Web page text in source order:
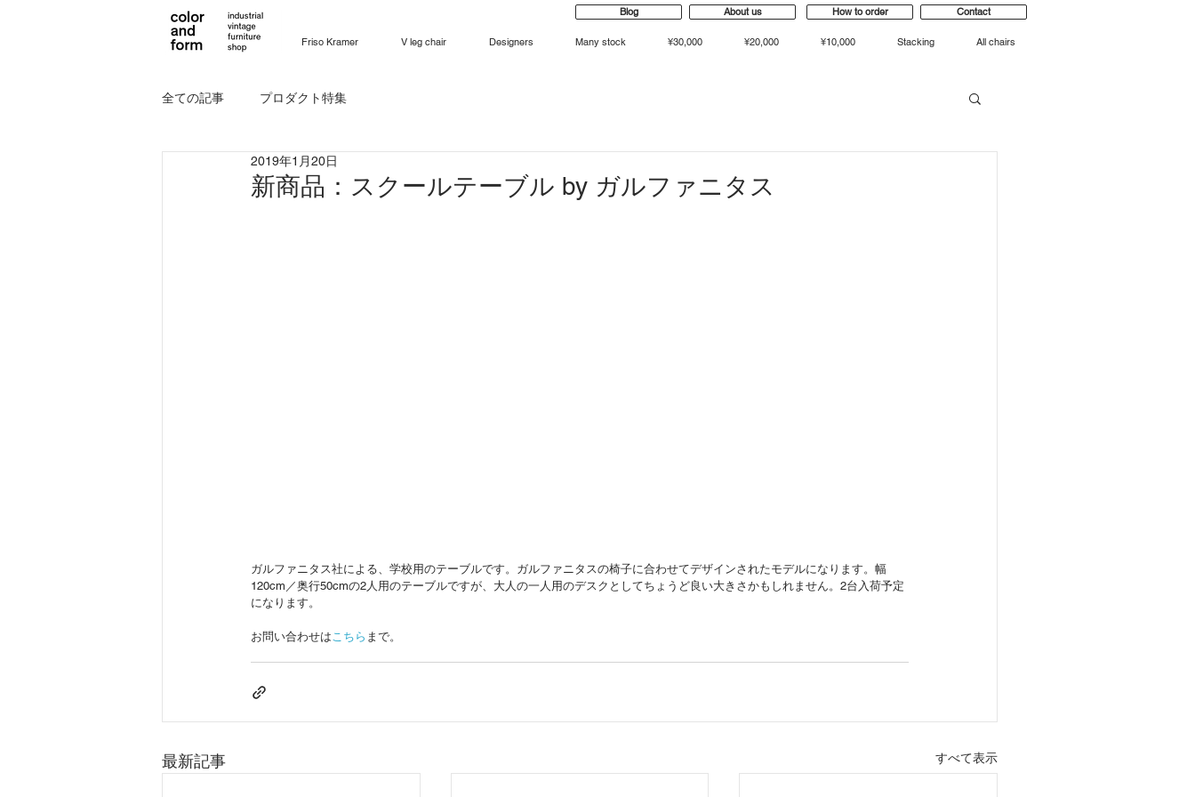
Friso Kramer V leg chair Designers Many stock ¥30,000 ¥20,000 ¥10,000 Stacking All chairs
Contact
How to order
About us
Blog
全ての記事 プロダクト特集
新商品：スクールテーブル by ガルファニタス
2019年1月20日
ガルファニタス社による、学校用のテーブルです。ガルファニタスの椅子に合わせてデザインされたモデルになります。幅
120cm／奥行50cmの2人用のテーブルですが、大人の一人用のデスクとしてちょうど良い大きさかもしれません。2台入荷予定
になります。
お問い合わせはこちら まで。
最新記事 すべて表示